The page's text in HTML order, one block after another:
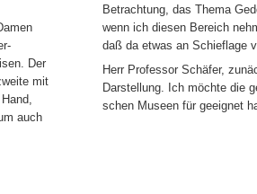
Der
mit
auch
Betrachtung, das Thema
wenn ich diesen Bereich
daß da etwas an Schieflage
Herr Professor Schäfer,
Darstellung. Ich möchte die
schen Museen für geeignet